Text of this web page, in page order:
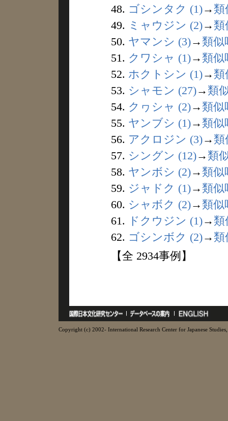
48. ゴシンタク (1)→ 類
49. ミャウジン (2)→ 類
50. ヤマンシ (3)→ 類似
51. クワシャ (1)→ 類似
52. ホクトシン (1)→ 類
53. シャモン (27)→ 類
54. クヮシャ (2)→ 類似
55. ヤンブシ (1)→ 類似
56. アクロジン (3)→ 類
57. シングン (12)→ 類
58. ヤンボシ (2)→ 類似
59. ジャドク (1)→ 類似
60. シャボク (2)→ 類似
61.
ドクウジン (1)→ 類
62. ゴシンボク (2)→ 類
【全 2934事例】
Copyright (c) 2002- International Research Center for Japanese